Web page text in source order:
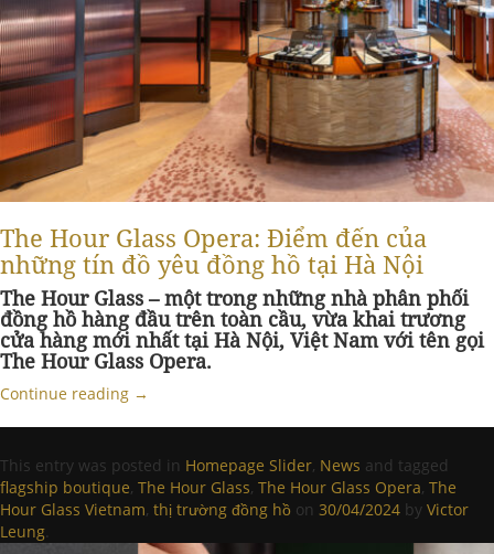
The Hour Glass Opera: Điểm đến của
những tín đồ yêu đồng hồ tại Hà Nội
The Hour Glass – một trong những nhà phân phối
đồng hồ hàng đầu trên toàn cầu, vừa khai trương
cửa hàng mới nhất tại Hà Nội, Việt Nam với tên gọi
The Hour Glass Opera.
Continue reading →
This entry was posted in Homepage Slider, News and tagged
flagship boutique, The Hour Glass, The Hour Glass Opera, The
Hour Glass Vietnam, thị trường đồng hồ on 30/04/2024 by Victor
Leung.